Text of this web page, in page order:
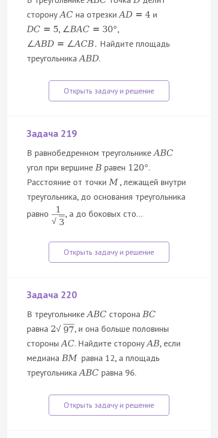
сторонуAC на отрезкиAD = 4 и
DC = 5, ∠BAC = 30°,
∠ABD = ∠ACB. Найдите площадь
треугольникаABD.
Задача 219
В равнобедренном треугольникеABC
угол при вершинеB равен 120°.
Расстояние от точкиM , лежащей внутри
треугольника, до основания треугольника
равно
1
√ 3
, а до боковых сто…
Задача 220
В треугольникеABC сторонаBC
равна 2√ 97, и она больше половины
стороныAC. Найдите сторонуAB, если
медианаBM равна 12, а площадь
треугольникаABC равна 96.